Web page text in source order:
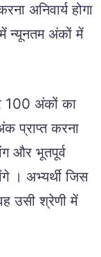
अनिवार्य होगा
न्यूनतम अंकों में
100 अंकों का
प्राप्त करना
और भूतपूर्व
। अभ्यर्थी जिस
उसी श्रेणी में